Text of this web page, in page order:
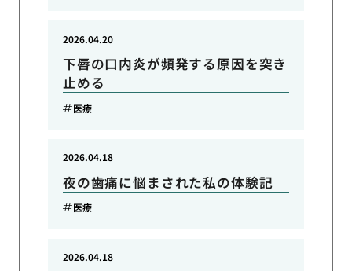
下唇の口内炎が頻発する原因を突き
止める
2026.04.20
医療
夜の歯痛に悩まされた私の体験記
2026.04.18
医療
2026.04.18